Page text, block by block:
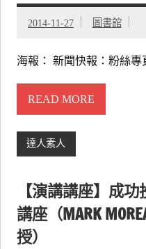
2014-11-27 圖書館
海報： 新聞快報：粉絲專
READ MORE
達人素人
【演講講座】成
講座（MARK
授）